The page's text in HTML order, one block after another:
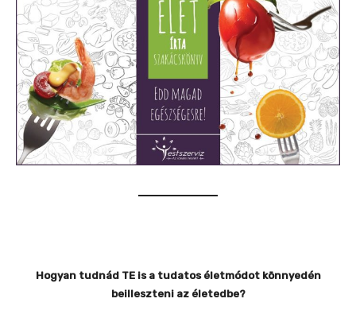
Hogyan tudnád TE is a tudatos életmódot könnyedén
beilleszteni az életedbe?